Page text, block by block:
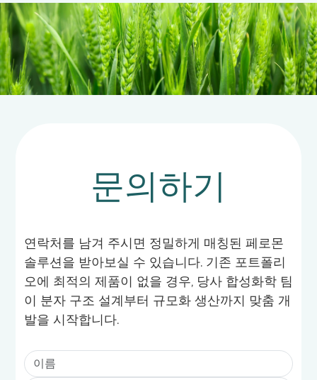
toxicity in green agriculture and food storage pest
management.
문의하기
연락처를 남겨 주시면 정밀하게 매칭된 페로몬
솔루션을 받아보실 수 있습니다. 기존 포트폴리
오에 최적의 제품이 없을 경우, 당사 합성화학 팀
이 분자 구조 설계부터 규모화 생산까지 맞춤 개
발을 시작합니다.